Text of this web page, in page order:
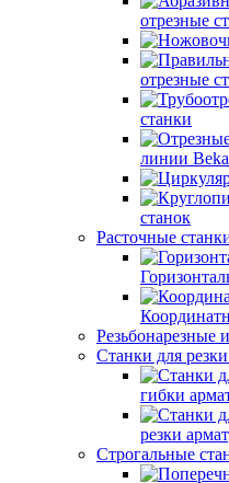
отрезные
отрезные
станки
линии
станок
Расточные
Резьбонарезные
Станки для
гибки
резки
Строгальные